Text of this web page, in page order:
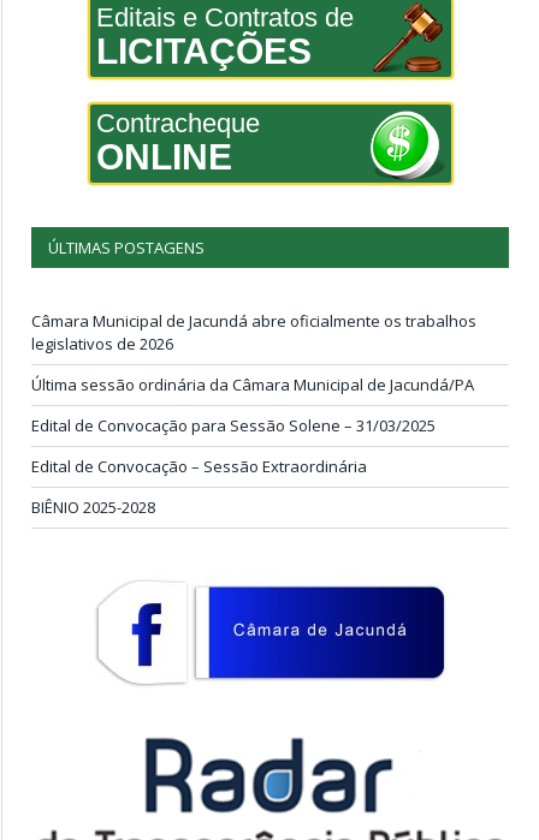
Editais e Contratos de
LICITAÇÕES
Contracheque
ONLINE
ÚLTIMAS POSTAGENS
Câmara Municipal de Jacundá abre oficialmente os trabalhos
legislativos de 2026
Última sessão ordinária da Câmara Municipal de Jacundá/PA
Edital de Convocação para Sessão Solene – 31/03/2025
Edital de Convocação – Sessão Extraordinária
BIÊNIO 2025-2028